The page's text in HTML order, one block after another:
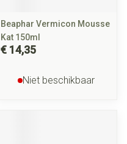
Beaphar Vermicon Mousse
Kat 150ml
€ 14,35
Niet beschikbaar